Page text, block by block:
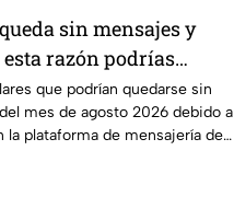
sin mensajes y
razón podrías
en agosto; lista de
que podrían quedarse sin
mes de agosto 2026 debido a
plataforma de mensajería de